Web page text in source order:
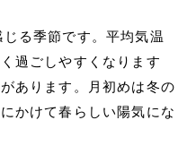
る季節です。平均気温
過ごしやすくなります
あります。月初めは冬の
かけて春らしい陽気にな